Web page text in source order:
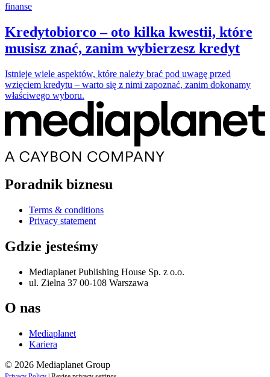
finanse
Kredytobiorco – oto kilka kwestii, które
musisz znać, zanim wybierzesz kredyt
Istnieje wiele aspektów, które należy brać pod uwagę przed
wzięciem kredytu – warto się z nimi zapoznać, zanim dokonamy
właściwego wyboru.
Poradnik biznesu
Terms & conditions
Privacy statement
Gdzie jesteśmy
Mediaplanet Publishing House Sp. z o.o.
ul. Zielna 37 00-108 Warszawa
O nas
Mediaplanet
Kariera
© 2026 Mediaplanet Group